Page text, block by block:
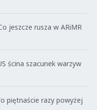
jeszcze rusza w ARiMR
ścina szacunek warzyw
piętnaście razy powyżej